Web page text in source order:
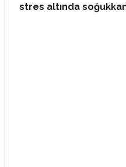
stres altında